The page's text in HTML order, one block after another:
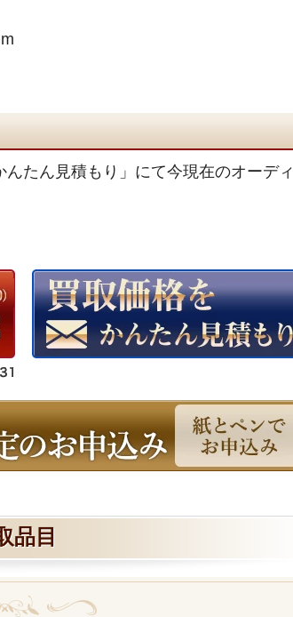
たん見積もり」にて今現在のオーディ
品目